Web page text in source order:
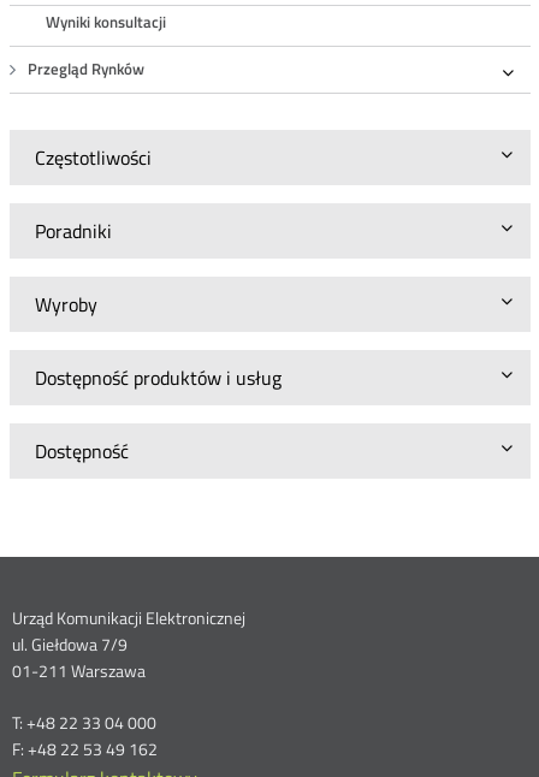
Wyniki konsultacji
Przegląd Rynków
Częstotliwości
Poradniki
Wyroby
Dostępność produktów i usług
Dostępność
Dane
kontaktowe
Urząd Komunikacji Elektronicznej
ul. Giełdowa 7/9
01-211 Warszawa
T: +48 22 33 04 000
F: +48 22 53 49 162